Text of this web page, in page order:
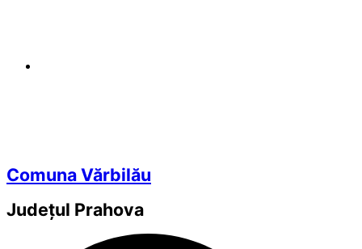
Comuna Vărbilău
Județul Prahova